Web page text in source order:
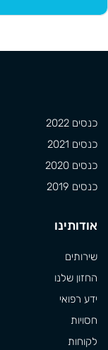
כנסים 2022
כנסים 2021
כנסים 2020
כנסים 2019
אודותינו
שירותים
החזון שלנו
ידע רפואי
חסויות
לקוחות